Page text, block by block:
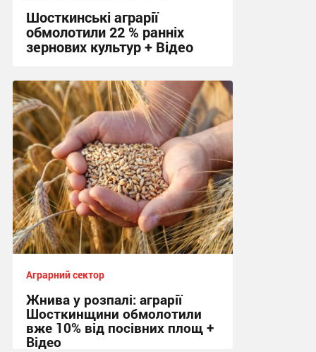
Шосткинські аграрії
обмолотили 22 % ранніх
зернових культур + Відео
10:07, 5.08.2026
Аграрний сектор
Жнива у розпалі: аграрії
Шосткинщини обмолотили
вже 10% від посівних площ +
Відео